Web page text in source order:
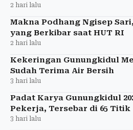
2 hari lalu
Makna Podhang Ngisep
yang Berkibar saat HUT RI
2 hari lalu
Kekeringan Gunungkidul
Sudah Terima Air Bersih
3 hari lalu
Padat Karya Gunungkidul
Pekerja, Tersebar di 65 Titik
3 hari lalu